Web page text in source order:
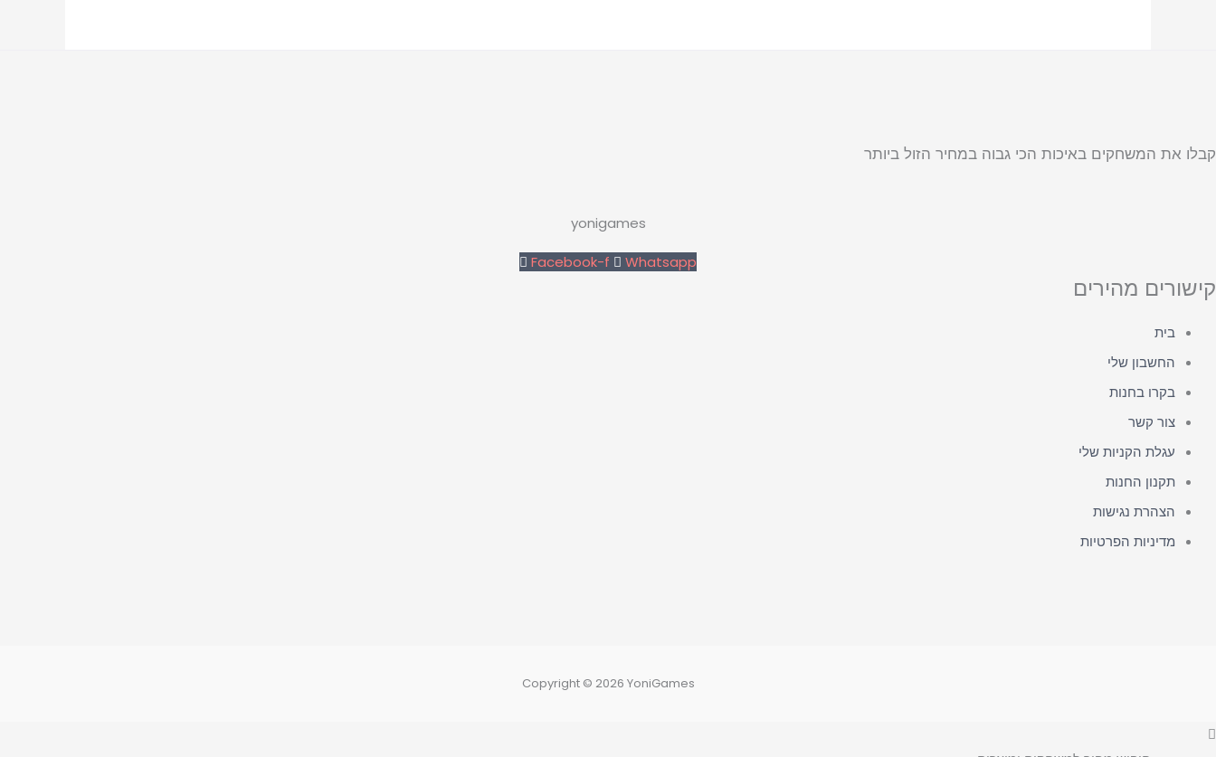
קבלו את המשחקים באיכות הכי גבוה במחיר הזול ביותר
yonigames
Facebook-f Whatsapp
קישורים מהירים
בית
החשבון שלי
בקרו בחנות
צור קשר
עגלת הקניות שלי
תקנון החנות
הצהרת נגישות
מדיניות הפרטיות
Copyright © 2026 YoniGames